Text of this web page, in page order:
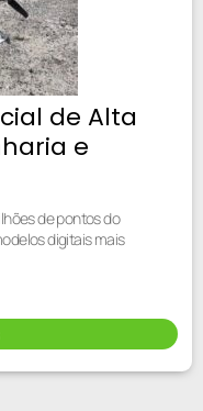
de Alta
e
de pontos do
digitais mais